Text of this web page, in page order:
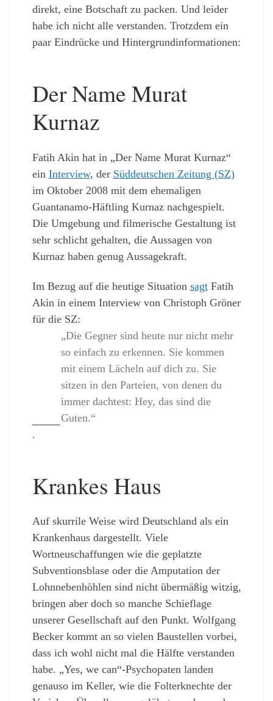
direkt, eine Botschaft zu packen. Und leider
habe ich nicht alle verstanden. Trotzdem ein
paar Eindrücke und Hintergrundinformationen:
Der Name Murat
Kurnaz
Fatih Akin hat in „Der Name Murat Kurnaz“
ein Interview, der Süddeutschen Zeitung (SZ)
im Oktober 2008 mit dem ehemaligen
Guantanamo-Häftling Kurnaz nachgespielt.
Die Umgebung und filmerische Gestaltung ist
sehr schlicht gehalten, die Aussagen von
Kurnaz haben genug Aussagekraft.
Im Bezug auf die heutige Situation sagtFatih
Akin in einem Interview von Christoph Gröner
für die SZ:
„Die Gegner sind heute nur nicht mehr
so einfach zu erkennen. Sie kommen
mit einem Lächeln auf dich zu. Sie
sitzen in den Parteien, von denen du
immer dachtest: Hey, das sind die
Guten.“
.
Krankes Haus
Auf skurrile Weise wird Deutschland als ein
Krankenhaus dargestellt. Viele
Wortneuschaffungen wie die geplatzte
Subventionsblase oder die Amputation der
Lohnnebenhöhlen sind nicht übermäßig witzig,
bringen aber doch so manche Schieflage
unserer Gesellschaft auf den Punkt. Wolfgang
Becker kommt an so vielen Baustellen vorbei,
dass ich wohl nicht mal die Hälfte verstanden
habe. „Yes, we can“-Psychopaten landen
genauso im Keller, wie die Folterknechte der